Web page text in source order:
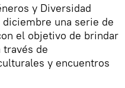
y Diversidad
una serie de
el objetivo de brindar
de
y encuentros